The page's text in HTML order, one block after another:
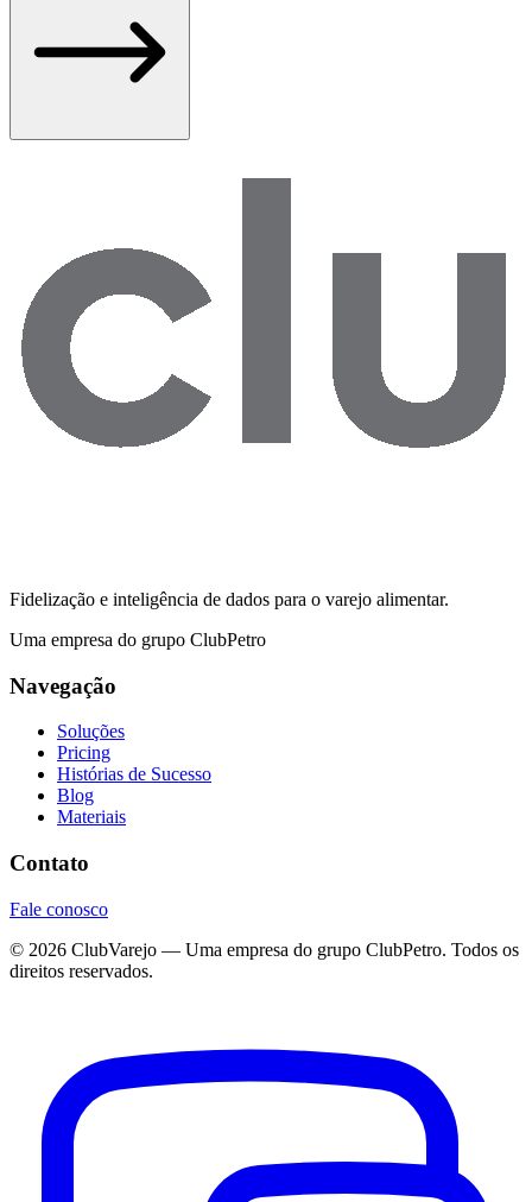
Fidelização e inteligência de dados para o varejo alimentar.
Uma empresa do grupo ClubPetro
Navegação
Soluções
Pricing
Histórias de Sucesso
Blog
Materiais
Contato
Fale conosco
© 2026 ClubVarejo — Uma empresa do grupo ClubPetro. Todos os
direitos reservados.